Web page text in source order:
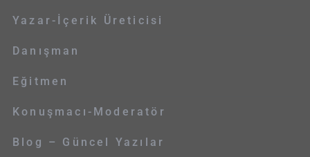
Yazar-İçerik Üreticisi
Danışman
Eğitmen
Konuşmacı-Moderatör
Blog – Güncel Yazılar